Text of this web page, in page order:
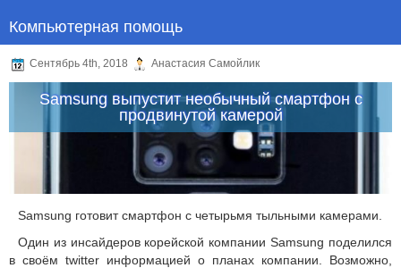
Компьютерная помощь
Сентябрь 4th, 2018 Анастасия Самойлик
Samsung выпустит необычный смартфон с
продвинутой камерой
Samsung готовит смартфон с четырьмя тыльными камерами.
Один из инсайдеров корейской компании Samsung поделился
в своём twitter информацией о планах компании. Возможно,